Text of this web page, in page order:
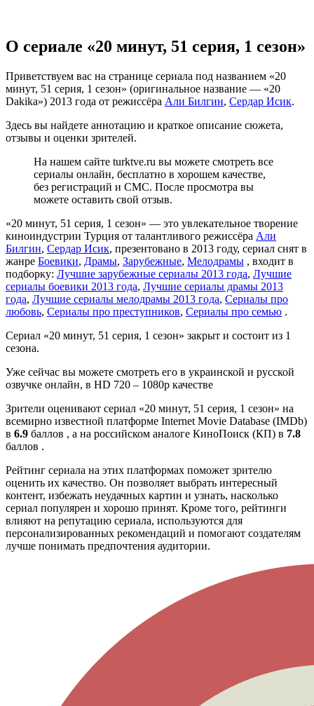
О сериале «20 минут, 51 серия, 1 сезон»
Приветствуем вас на странице сериала под названием «20
минут, 51 серия, 1 сезон» (оригинальное название — «20
Dakika») 2013 года от режиссёра Али Билгин, Сердар Исик.
Здесь вы найдете аннотацию и краткое описание сюжета,
отзывы и оценки зрителей.
На нашем сайте turktve.ru вы можете смотреть все
сериалы онлайн, бесплатно в хорошем качестве,
без регистраций и СМС. После просмотра вы
можете оставить свой отзыв.
«20 минут, 51 серия, 1 сезон» — это увлекательное творение
киноиндустрии Турция от талантливого режиссёра Али
Билгин, Сердар Исик, презентовано в 2013 году, сериал снят в
жанре Боевики, Драмы, Зарубежные, Мелодрамы , входит в
подборку: Лучшие зарубежные сериалы 2013 года, Лучшие
сериалы боевики 2013 года, Лучшие сериалы драмы 2013
года, Лучшие сериалы мелодрамы 2013 года, Сериалы про
любовь, Сериалы про преступников, Сериалы про семью .
Сериал «20 минут, 51 серия, 1 сезон» закрыт и состоит из 1
сезона.
Уже сейчас вы можете смотреть его в украинской и русской
озвучке онлайн, в HD 720 – 1080p качестве
Зрители оценивают сериал «20 минут, 51 серия, 1 сезон» на
всемирно известной платформе Internet Movie Database (IMDb)
в 6.9 баллов , а на российском аналоге КиноПоиск (КП) в 7.8
баллов .
Рейтинг сериала на этих платформах поможет зрителю
оценить их качество. Он позволяет выбрать интересный
контент, избежать неудачных картин и узнать, насколько
сериал популярен и хорошо принят. Кроме того, рейтинги
влияют на репутацию сериала, используются для
персонализированных рекомендаций и помогают создателям
лучше понимать предпочтения аудитории.